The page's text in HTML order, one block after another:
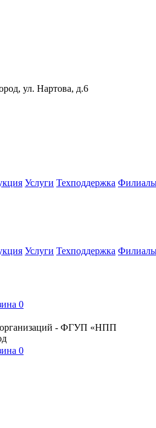
ул. Нартова, д.6
Услуги Техподдержка
Услуги Техподдержка
0
организаций - ФГУП «НПП
0